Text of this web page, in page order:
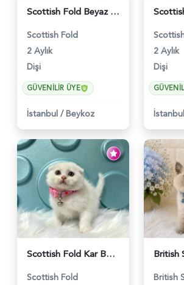
Scottish Fold Beyaz Güzellik 2 Aylık - 4690
Scottish Fold
2 Aylık
Dişi
GÜVENILIR ÜYE
İstanbul / Beykoz
2 Aylık
Dişi
İstanbul
Scottish Fold Kar Beyazı Dişi 2 Aylık - 2980
Scottish Fold British